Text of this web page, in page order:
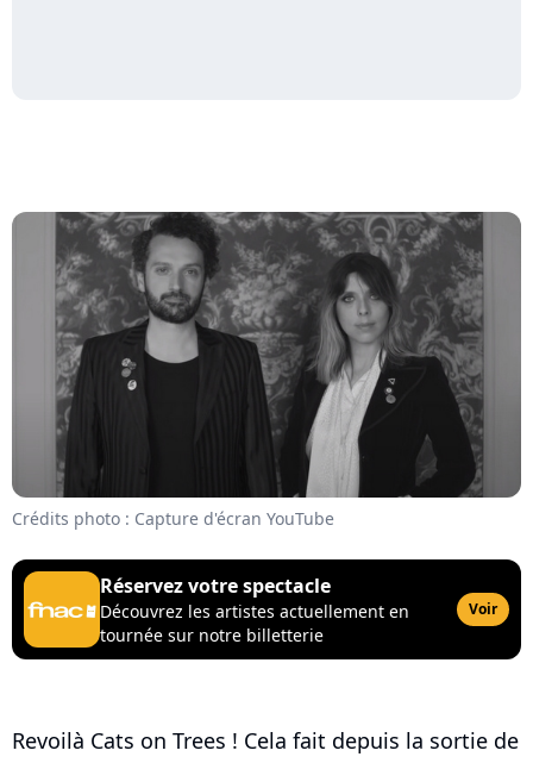
Crédits photo : Capture d'écran YouTube
Réservez votre spectacle
Découvrez les artistes actuellement en
tournée sur notre billetterie
Voir
Revoilà Cats on Trees ! Cela fait depuis la sortie de